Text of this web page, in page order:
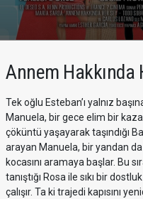
Annem Hakkında
Tek oğlu Esteban’ı yalnız
Manuela, bir gece elim bir
çöküntü yaşayarak taşındığı
arayan Manuela, bir yandan
kocasını aramaya başlar. Bu
tanıştığı Rosa ile sıkı bir
çalışır. Ta ki trajedi kapısını